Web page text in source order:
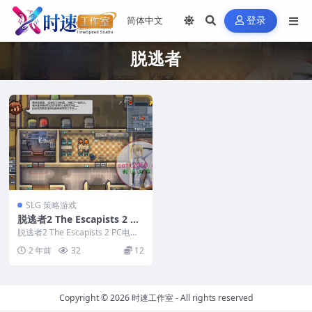
登录
脱逃者
SLG 策略游戏
脱逃者2 The Escapists 2 PC
电脑游戏 适用WIN11 WIN1
0
脱逃者2 The Escapists 2 PC电脑
2 年前 32 12
Copyright © 2026时速工作室- All rights reserved